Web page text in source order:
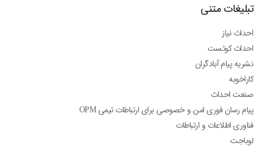
تبلیغات متنی
احداث نیاز
احداث کوئست
نشریه پیام آبادگران
کاراخوبه
صنعت احداث
پیام رسان فوری امن و خصوصی برای ارتباطات تیمی OPM
فناوری اطلاعات و ارتباطات
لوباجت